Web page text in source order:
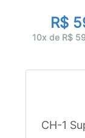
R$
10x de R$
CH-1